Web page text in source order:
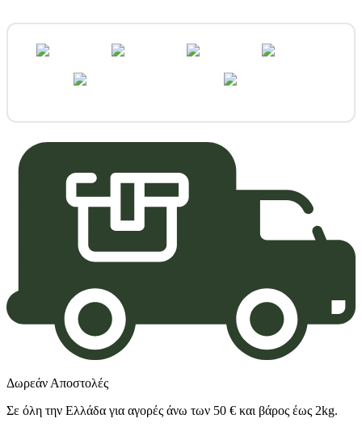
Δωρεάν Αποστολές
Σε όλη την Ελλάδα για αγορές άνω των 50 € και βάρος έως 2kg.